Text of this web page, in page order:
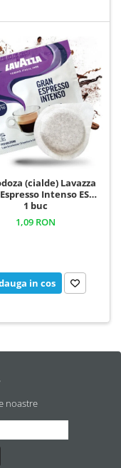
(cialde) Lavazza
Intenso ESE,
1 buc
1,09 RON
in cos
noastre